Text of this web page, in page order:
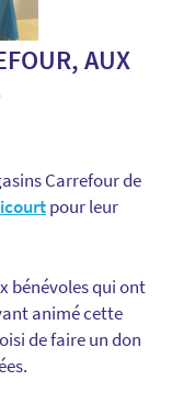
AUX
Carrefour de
pour leur
bénévoles qui ont
animé cette
de faire un don